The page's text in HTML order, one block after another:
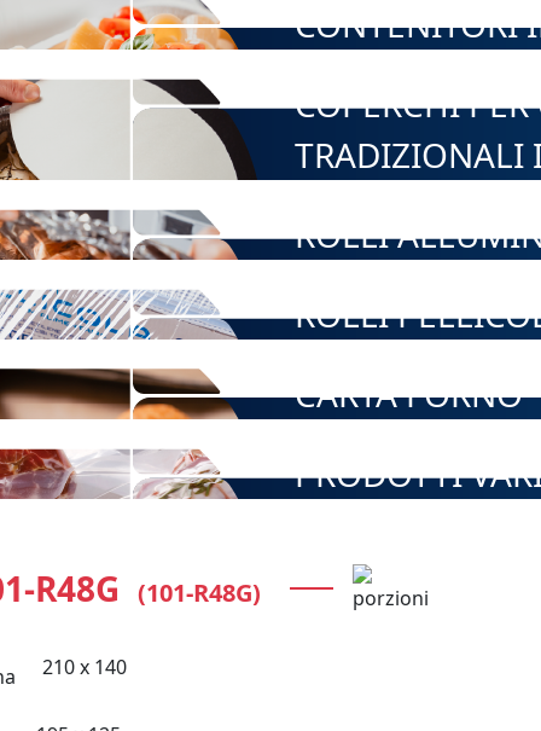
CONTENITORI
COPERCHI
ROLLI
ROLLI
CARTA FORNO
PRODOTTI
R48G (101-R48G)
210 x 140